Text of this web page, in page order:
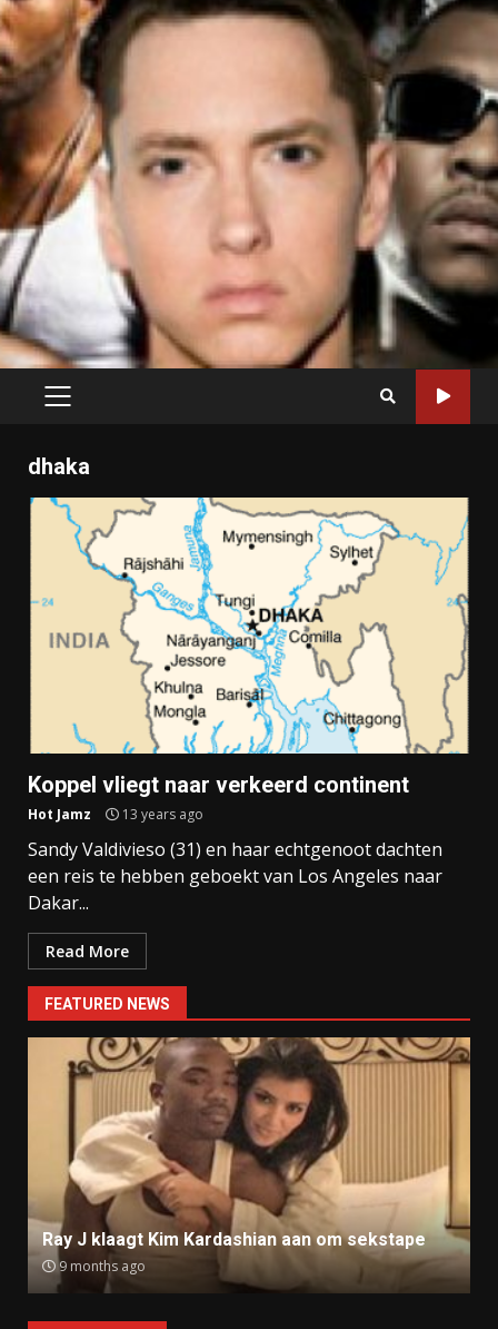
PRIMARY
dhaka
Koppel vliegt naar verkeerd continent
Hot Jamz 13 years ago
Sandy Valdivieso (31) en haar echtgenoot dachten
een reis te hebben geboekt van Los Angeles naar
Dakar...
Read More
FEATURED NEWS
Ray J klaagt Kim Kardashian aan om sekstape
9 months ago